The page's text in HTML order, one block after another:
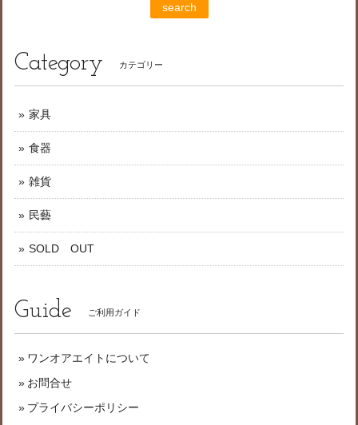
search
Category カテゴリー
家具
食器
雑貨
民藝
SOLD OUT
Guide ご利用ガイド
ワンオアエイトについて
お問合せ
プライバシーポリシー